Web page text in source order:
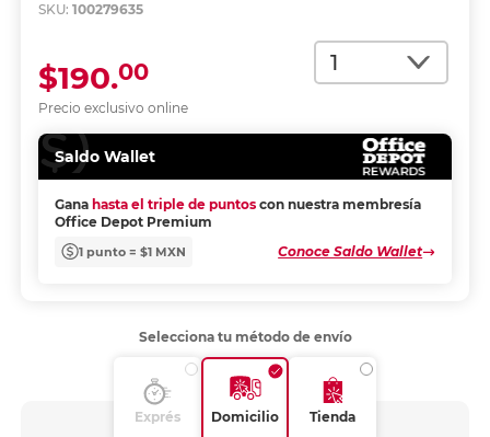
SKU: 100279635
Cantidad
Precio exclusivo online
$190.00
Saldo Wallet
Gana hasta el triple de puntos con nuestra membresía
Office Depot Premium
1 punto = $1 MXN Conoce Saldo Wallet
Selecciona tu método de envío
Exprés Domicilio Tienda